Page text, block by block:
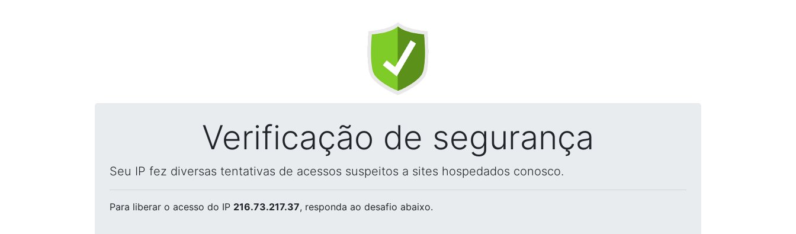
Verificação de segurança
Seu IP fez diversas tentativas de acessos suspeitos a sites hospedados conosco.
Para liberar o acesso do IP 216.73.217.37, responda ao desafio abaixo.